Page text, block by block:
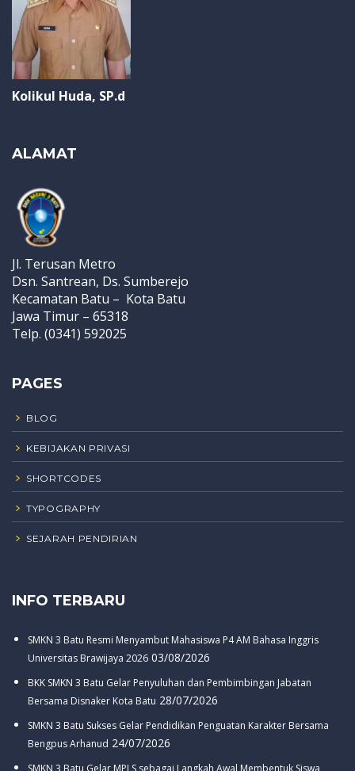
Kolikul Huda, SP.d
ALAMAT
Jl. Terusan Metro
Dsn. Santrean, Ds. Sumberejo
Kecamatan Batu – Kota Batu
Jawa Timur – 65318
Telp. (0341) 592025
PAGES
BLOG
KEBIJAKAN PRIVASI
SHORTCODES
TYPOGRAPHY
SEJARAH PENDIRIAN
INFO TERBARU
SMKN 3 Batu Resmi Menyambut Mahasiswa P4 AM Bahasa Inggris
Universitas Brawijaya 2026 03/08/2026
BKK SMKN 3 Batu Gelar Penyuluhan dan Pembimbingan Jabatan
Bersama Disnaker Kota Batu 28/07/2026
SMKN 3 Batu Sukses Gelar Pendidikan Penguatan Karakter Bersama
Bengpus Arhanud 24/07/2026